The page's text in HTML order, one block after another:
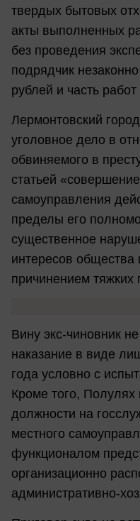
твердых бытовых
акты выполненных
без проведения
подрядчик
рублей и часть
Лермонтовский
уголовное дело в
обвиняемого в
статьей
самоуправления
пределы его
существенное
интересов общества
причинением тяжких
Вину экс-чиновник
наказание в виде
года условно с
Кроме того, Полулях
должности на
местного
функционалом
организационно
административно-